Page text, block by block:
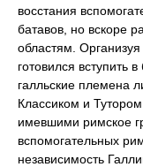
восстания
батавов, но вскоре
областям.
готовился вступить
галльские племена
Классиком и
имевшими римское
вспомогательных
независимость